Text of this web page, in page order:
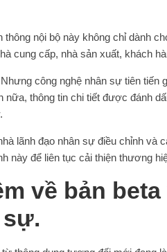
nội bộ này không chỉ dành
cung cấp, nhà sản xuất, khách
công nghệ nhân sự tiên tiến
thông tin chi tiết được đánh
lãnh đạo nhân sự điều chỉnh và
này để liên tục cải thiện thương
về bản